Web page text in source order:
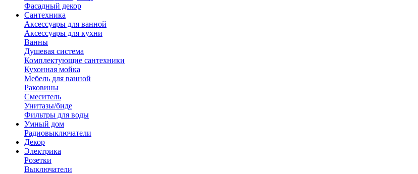
Фасадный декор
Сантехника
Аксессуары для ванной
Аксессуары для кухни
Ванны
Душевая система
Комплектующие сантехники
Кухонная мойка
Мебель для ванной
Раковины
Смеситель
Унитазы/биде
Фильтры для воды
Умный дом
Радиовыключатели
Декор
Электрика
Розетки
Выключатели